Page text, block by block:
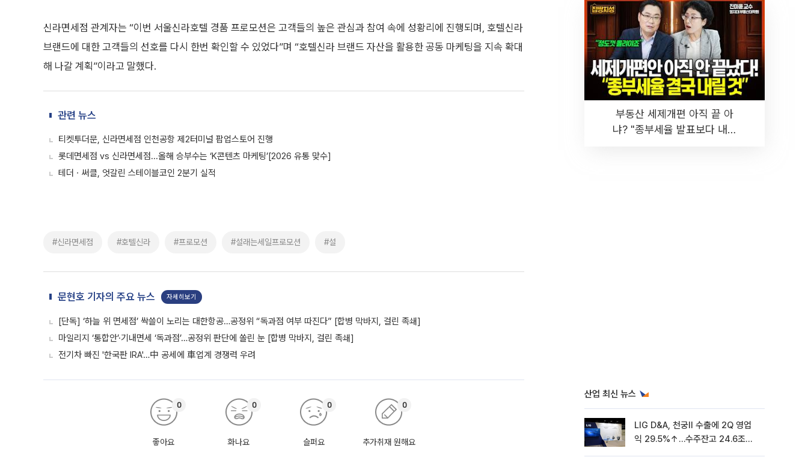
신라면세점 관계자는 “이번 서울신라호텔 경품 프로모션은 고객들의 높은 관심과 참여 속에 성황리에 진행되며, 호텔신라
브랜드에 대한 고객들의 선호를 다시 한번 확인할 수 있었다”며 “호텔신라 브랜드 자산을 활용한 공동 마케팅을 지속 확대
해 나갈 계획”이라고 말했다.
관련 뉴스
티켓투더문, 신라면세점 인천공항 제2터미널 팝업스토어 진행
롯데면세점 vs 신라면세점...올해 승부수는 ‘K콘텐츠 마케팅’[2026 유통 맞수]
테더ㆍ써클, 엇갈린 스테이블코인 2분기 실적
#신라면세점 #호텔신라 #프로모션 #설래는세일프로모션 #설
문현호 기자의 주요 뉴스 자세히보기
[단독] ‘하늘 위 면세점’ 싹쓸이 노리는 대한항공…공정위 “독과점 여부 따진다” [합병 막바지, 걸린 족쇄]
마일리지 ‘통합안’·기내면세 ‘독과점’…공정위 판단에 쏠린 눈 [합병 막바지, 걸린 족쇄]
전기차 빠진 '한국판 IRA'…中 공세에 車업계 경쟁력 우려
좋아요
0
화나요
0
슬퍼요
0
추가취재 원해요
0
부동산 세제개편 아직 끝 아
냐? "종부세율 발표보다 내릴
산업 최신 뉴스
LIG D&A, 천궁Ⅱ 수출에 2Q 영업
익 29.5%↑…수주잔고 24.6조